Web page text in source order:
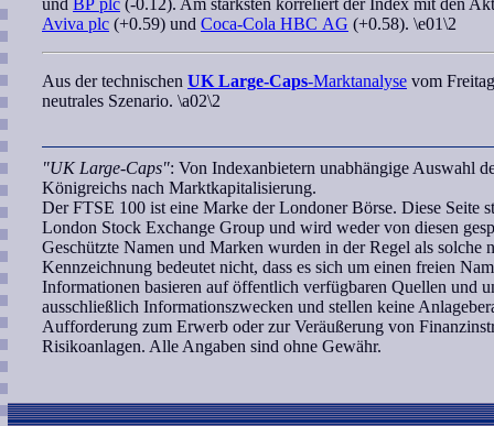
und BP plc (-0.12). Am stärksten korreliert der Index mit den
Aviva plc (+0.59) und Coca-Cola HBC AG (+0.58). \e01\2
Aus der technischen UK Large-Caps-Marktanalyse vom
neutrales Szenario. \a02\2
"UK Large-Caps": Von Indexanbietern unabhängige Auswahl
Königreichs nach Marktkapitalisierung.
Der FTSE 100 ist eine Marke der Londoner Börse. Diese Seite
London Stock Exchange Group und wird weder von diesen
Geschützte Namen und Marken wurden in der Regel als solche
Kennzeichnung bedeutet nicht, dass es sich um einen freien
Informationen basieren auf öffentlich verfügbaren Quellen und
ausschließlich Informationszwecken und stellen keine
Aufforderung zum Erwerb oder zur Veräußerung von
Risikoanlagen. Alle Angaben sind ohne Gewähr.